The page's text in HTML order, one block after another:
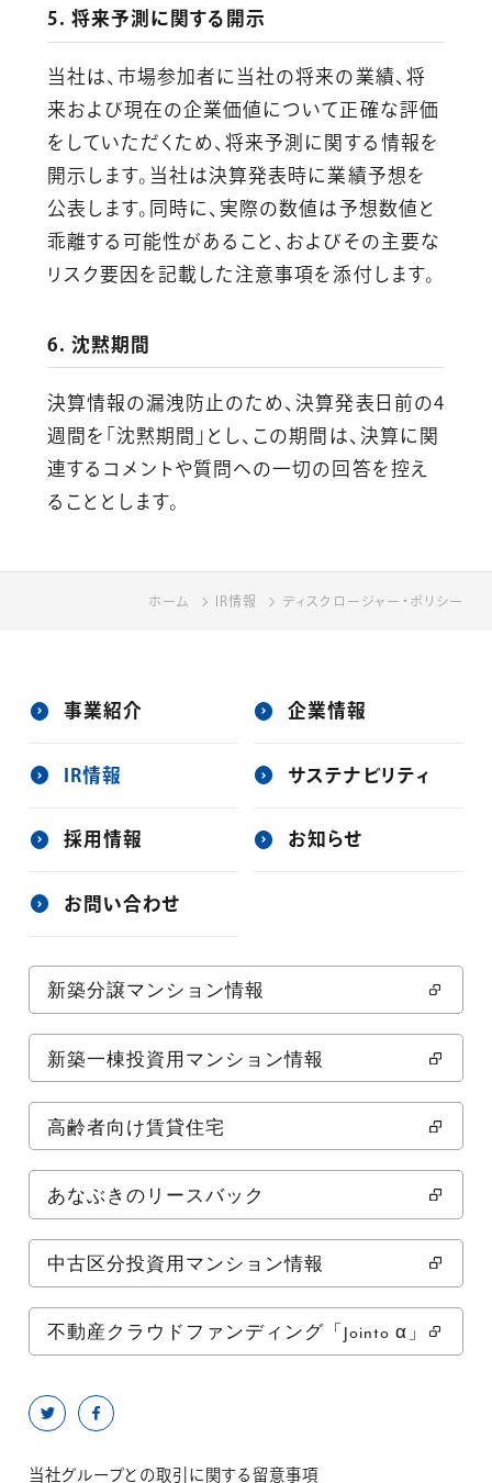
ホーム IR情報 ディスクロージャー・ポリシー
5. 将来予測に関する開示
当社は、市場参加者に当社の将来の業績、将
来および現在の企業価値について正確な評価
をしていただくため、将来予測に関する情報を
開示します。当社は決算発表時に業績予想を
公表します。同時に、実際の数値は予想数値と
乖離する可能性があること、およびその主要な
リスク要因を記載した注意事項を添付します。
6. 沈黙期間
決算情報の漏洩防止のため、決算発表日前の4
週間を「沈黙期間」とし、この期間は、決算に関
連するコメントや質問への一切の回答を控え
ることとします。
ホーム IR情報 ディスクロージャー・ポリシー
事業紹介 企業情報
IR情報 サステナビリティ
採用情報 お知らせ
お問い合わせ
新築分譲マンション情報
新築一棟投資用マンション情報
高齢者向け賃貸住宅
あなぶきのリースバック
中古区分投資用マンション情報
不動産クラウドファンディング「Jointo α」
当社グループとの取引に関する留意事項